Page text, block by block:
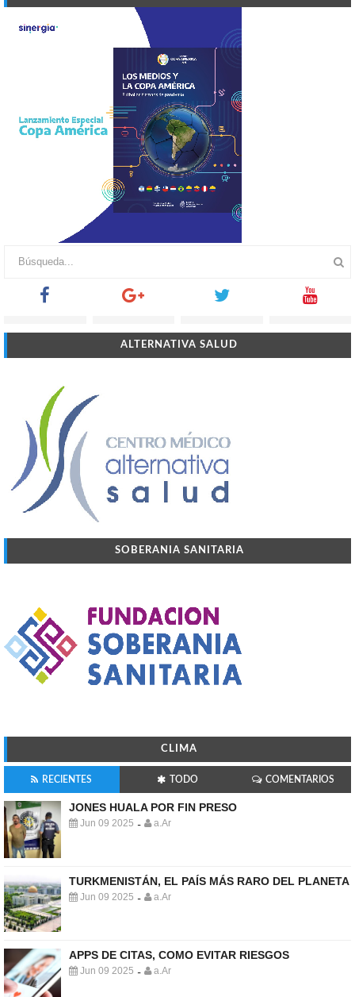
ALTERNATIVA SALUD
SOBERANIA SANITARIA
CLIMA
RECIENTES TODO COMENTARIOS
JONES HUALA POR FIN PRESO
Jun 09 2025 - a.Ar
TURKMENISTÁN, EL PAÍS MÁS RARO DEL PLANETA
Jun 09 2025 - a.Ar
APPS DE CITAS, COMO EVITAR RIESGOS
Jun 09 2025 - a.Ar